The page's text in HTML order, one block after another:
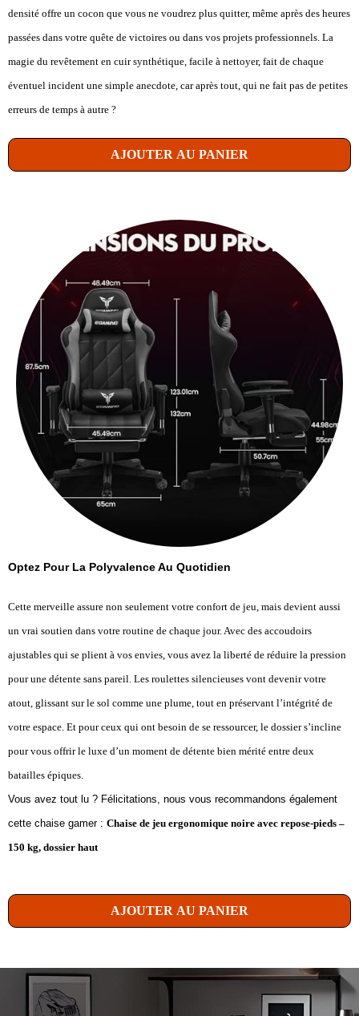
densité offre un cocon que vous ne voudrez plus quitter, même après des heures
passées dans votre quête de victoires ou dans vos projets professionnels. La
magie du revêtement en cuir synthétique, facile à nettoyer, fait de chaque
éventuel incident une simple anecdote, car après tout, qui ne fait pas de petites
erreurs de temps à autre ?
AJOUTER AU PANIER
Optez Pour La Polyvalence Au Quotidien
Cette merveille assure non seulement votre confort de jeu, mais devient aussi
un vrai soutien dans votre routine de chaque jour. Avec des accoudoirs
ajustables qui se plient à vos envies, vous avez la liberté de réduire la pression
pour une détente sans pareil. Les roulettes silencieuses vont devenir votre
atout, glissant sur le sol comme une plume, tout en préservant l’intégrité de
votre espace. Et pour ceux qui ont besoin de se ressourcer, le dossier s’incline
pour vous offrir le luxe d’un moment de détente bien mérité entre deux
batailles épiques.
Vous avez tout lu ? Félicitations, nous vous recommandons également
cette chaise gamer : Chaise de jeu ergonomique noire avec repose-pieds –
150 kg, dossier haut
AJOUTER AU PANIER